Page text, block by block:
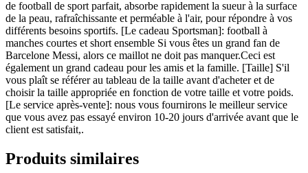
de football de sport parfait, absorbe rapidement la sueur à la surface
de la peau, rafraîchissante et perméable à l'air, pour répondre à vos
différents besoins sportifs. [Le cadeau Sportsman]: football à
manches courtes et short ensemble Si vous êtes un grand fan de
Barcelone Messi, alors ce maillot ne doit pas manquer.Ceci est
également un grand cadeau pour les amis et la famille. [Taille] S'il
vous plaît se référer au tableau de la taille avant d'acheter et de
choisir la taille appropriée en fonction de votre taille et votre poids.
[Le service après-vente]: nous vous fournirons le meilleur service
que vous avez pas essayé environ 10-20 jours d'arrivée avant que le
client est satisfait,.
Produits similaires